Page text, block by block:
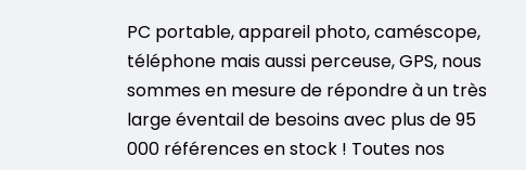
PC portable, appareil photo, caméscope,
téléphone mais aussi perceuse, GPS, nous
sommes en mesure de répondre à un très
large éventail de besoins avec plus de 95
000 références en stock ! Toutes nos